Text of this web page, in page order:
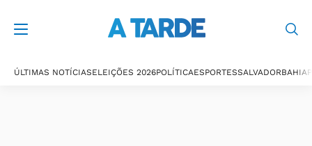
ÚLTIMAS NOTÍCIASELEIÇÕES 2026POLÍTICAESPORTESSALVADORBAHIA